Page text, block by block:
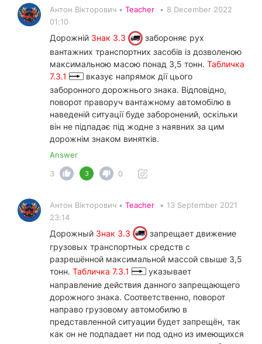
Антон Вікторович • Teacher • 8 December 2022
01:10
Дорожній Знак 3.3
забороняє рух
вантажних транспортних засобів із дозволеною
максимальною масою понад 3,5 тонн. Табличка
7.3.1
вказує напрямок дії цього
заборонного дорожнього знака. Відповідно,
поворот праворуч вантажному автомобілю в
наведеній ситуації буде заборонений, оскільки
він не підпадає під жодне з наявних за цим
дорожнім знаком винятків.
Answer
3
3 0
Антон Вікторович • Teacher • 13 September 2021
23:14
Дорожный Знак 3.3
запрещает движение
грузовых транспортных средств с
разрешённой максимальной массой свыше 3,5
тонн. Табличка 7.3.1
указывает
направление действия данного запрещающего
дорожного знака. Соответственно, поворот
направо грузовому автомобилю в
представленной ситуации будет запрещён, так
как он не подпадает ни под одно из имеющихся